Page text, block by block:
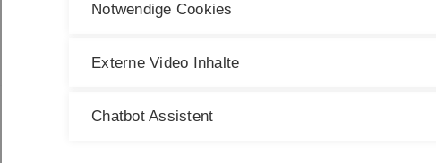
Notwendige Cookies
Externe Video Inhalte
Chatbot Assistent